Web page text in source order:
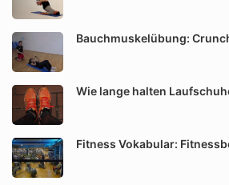
Bauchmuskelübung:
Wie lange halten
Fitness Vokabular: